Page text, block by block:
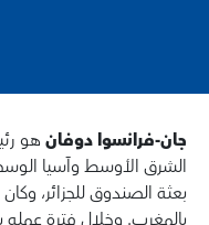
جان-فرانسوا دوفانهو
الشرق الأوسط وآسيا
بعثة الصندوق للجزائر،